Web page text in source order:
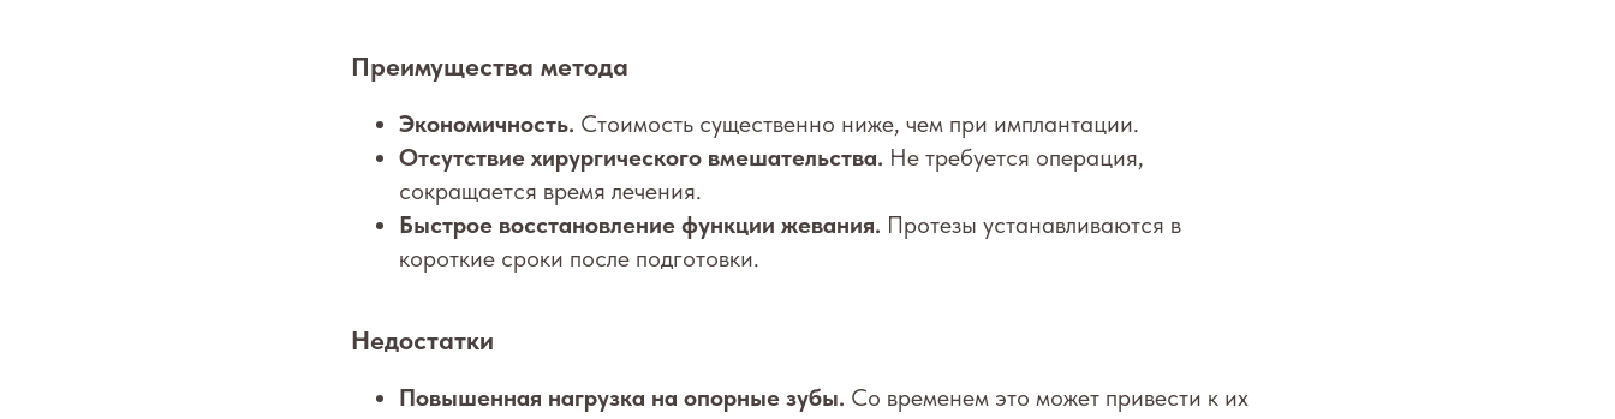
Преимущества метода
Экономичность. Стоимость существенно ниже, чем при имплантации.
Отсутствие хирургического вмешательства. Не требуется операция,
сокращается время лечения.
Быстрое восстановление функции жевания. Протезы устанавливаются в
короткие сроки после подготовки.
Недостатки
Повышенная нагрузка на опорные зубы. Со временем это может привести к их